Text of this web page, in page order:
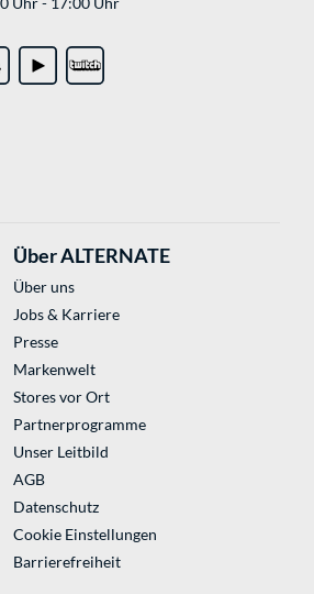
Über ALTERNATE
Über uns
Jobs & Karriere
Presse
Markenwelt
Stores vor Ort
Partnerprogramme
Unser Leitbild
AGB
Datenschutz
Cookie Einstellungen
Barrierefreiheit